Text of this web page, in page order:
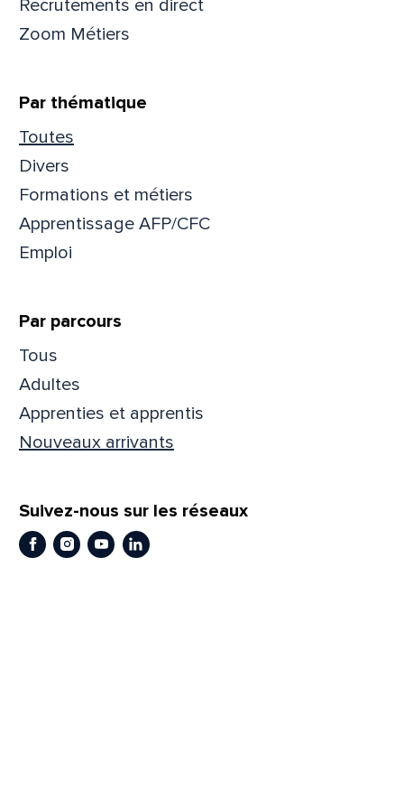
Recrutements en direct
Zoom Métiers
Par thématique
Toutes
Divers
Formations et métiers
Apprentissage AFP/CFC
Emploi
Par parcours
Tous
Adultes
Apprenties et apprentis
Nouveaux arrivants
Suivez-nous sur les réseaux
Facebook
Instagram
YoutubeLinkedIn